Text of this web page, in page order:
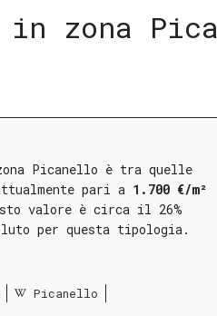
zona
Picanello è tra quelle
pari a 1.700 €/m²
valore è circa il 26%
per questa tipologia.
Picanello